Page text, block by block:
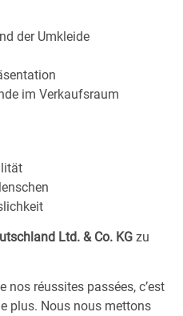
der Umkleide
im Verkaufsraum
Ltd. & Co. KG zu
nos réussites passées, c’est
plus. Nous nous mettons